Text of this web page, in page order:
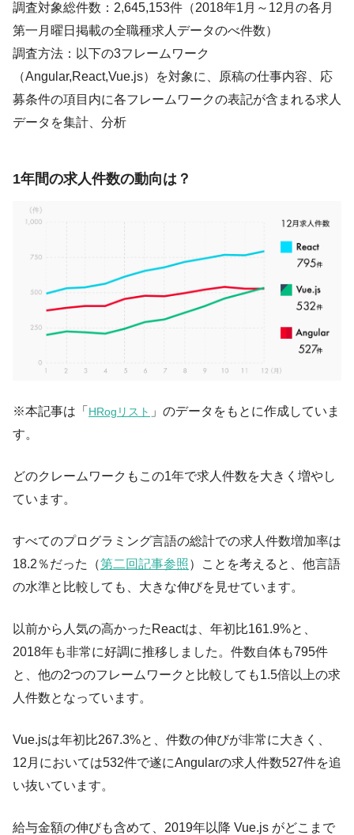
調査対象総件数：2,645,153件（2018年1月～12月の各月
第一月曜日掲載の全職種求人データのべ件数）
調査方法：以下の3フレームワーク
（Angular,React,Vue.js）を対象に、原稿の仕事内容、応
募条件の項目内に各フレームワークの表記が含まれる求人
データを集計、分析
1年間の求人件数の動向は？
※本記事は「 HRogリスト 」のデータをもとに作成していま
す。
どのクレームワークもこの1年で求人件数を大きく増やし
ています。
すべてのプログラミング言語の総計での求人件数増加率は
18.2％だった（第二回記事参照）ことを考えると、他言語
の水準と比較しても、大きな伸びを見せています。
以前から人気の高かったReactは、年初比161.9%と、
2018年も非常に好調に推移しました。件数自体も795件
と、他の2つのフレームワークと比較しても1.5倍以上の求
人件数となっています。
Vue.jsは年初比267.3%と、件数の伸びが非常に大きく、
12月においては532件で遂にAngularの求人件数527件を追
い抜いています。
給与金額の伸びも含めて、2019年以降 Vue.js がどこまで